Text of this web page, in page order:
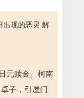
出现的恶灵 解
元赎金。柯南
子，引屋门